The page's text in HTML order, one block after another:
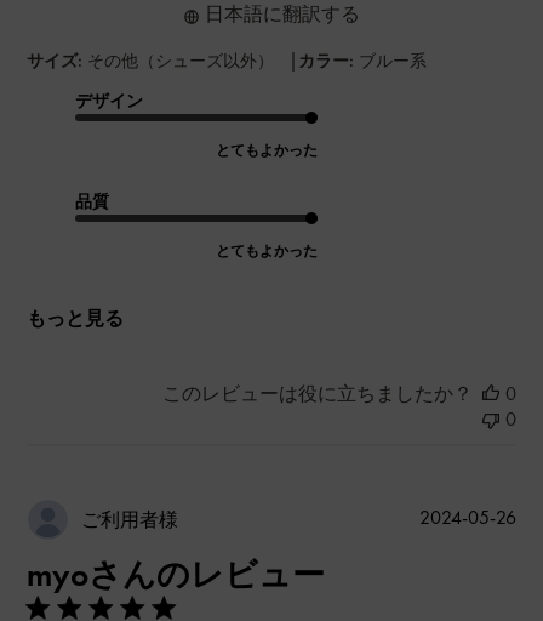
サイズ: その他（シューズ以外） | カラー: ブルー系
デザイン
とてもよかった
品質
とてもよかった
もっと見る
日本語に翻訳する
このレビューは役に立ちましたか？
0
0
ご利用者様
myoさんのレビュー
公
2024-05-26